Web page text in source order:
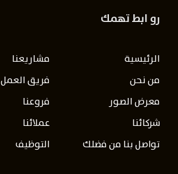
رو ابط تهمك
الرئيسية
مشاريعنا
من نحن
فريق العمل
معرض الصور
فروعنا
شركائنا
عملائنا
تواصل بنا من فضلك
التوظيف